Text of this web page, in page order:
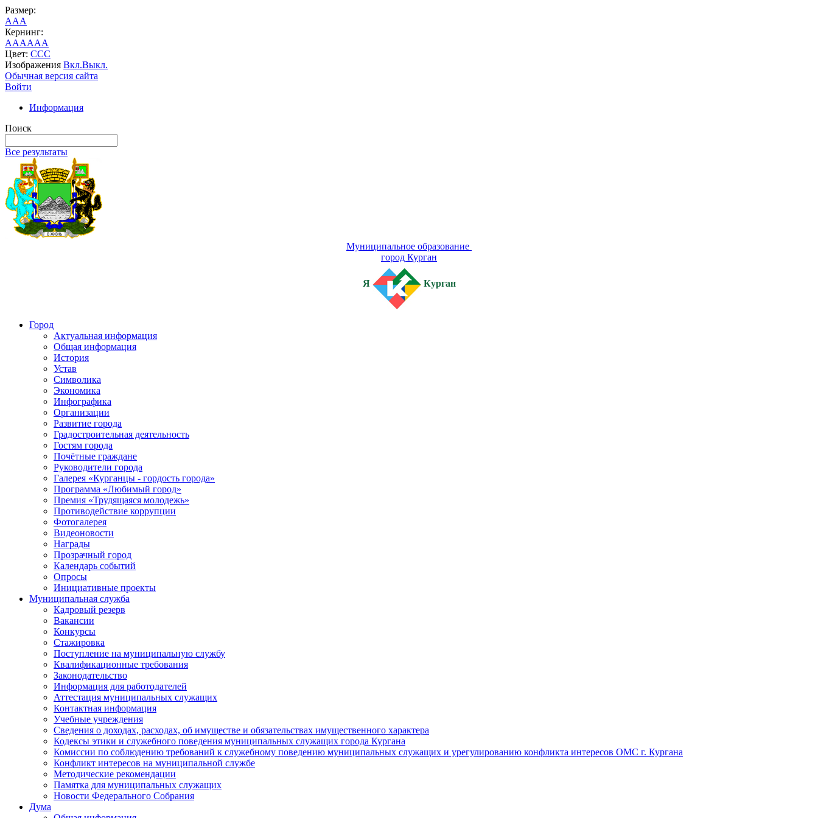
Размер:
AAA
Кернинг:
AAAAAA
Цвет: CCC
Изображения Вкл.Выкл.
Обычная версия сайта
Войти
Информация
Поиск
Все результаты
Муниципальное образование
город Курган
Я Курган
Город
Актуальная информация
Общая информация
История
Устав
Символика
Экономика
Инфографика
Организации
Развитие города
Градостроительная деятельность
Гостям города
Почётные граждане
Руководители города
Галерея «Курганцы - гордость города»
Программа «Любимый город»
Премия «Трудящаяся молодежь»
Противодействие коррупции
Фотогалерея
Видеоновости
Награды
Прозрачный город
Календарь событий
Опросы
Инициативные проекты
Муниципальная служба
Кадровый резерв
Вакансии
Конкурсы
Стажировка
Поступление на муниципальную службу
Квалификационные требования
Законодательство
Информация для работодателей
Аттестация муниципальных служащих
Контактная информация
Учебные учреждения
Сведения о доходах, расходах, об имуществе и обязательствах имущественного характера
Кодексы этики и служебного поведения муниципальных служащих города Кургана
Комиссии по соблюдению требований к служебному поведению муниципальных служащих и урегулированию конфликта интересов ОМС г. Кургана
Конфликт интересов на муниципальной службе
Методические рекомендации
Памятка для муниципальных служащих
Новости Федерального Cобрания
Дума